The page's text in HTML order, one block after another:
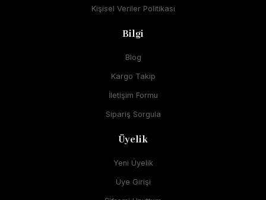
Kişisel Veriler Politikası
Bilgi
Blog
Kargo Takip
İletişim Formu
Sipariş Sorgula
Üyelik
Yeni Üyelik
Üye Girişi